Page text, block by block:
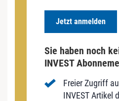
Jetzt anmelden
Sie haben noch
INVEST
Freier Zugriff
INVEST Artikel